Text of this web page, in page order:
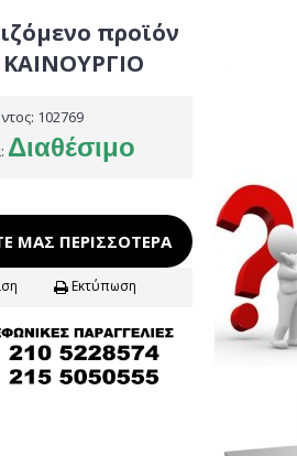
προϊόν
ΚΑΙΝΟΥΡΓΙΟ
102769
Διαθέσιμο
ΜΑΣ ΠΕΡΙΣΣΌΤΕΡΑ
Εκτύπωση